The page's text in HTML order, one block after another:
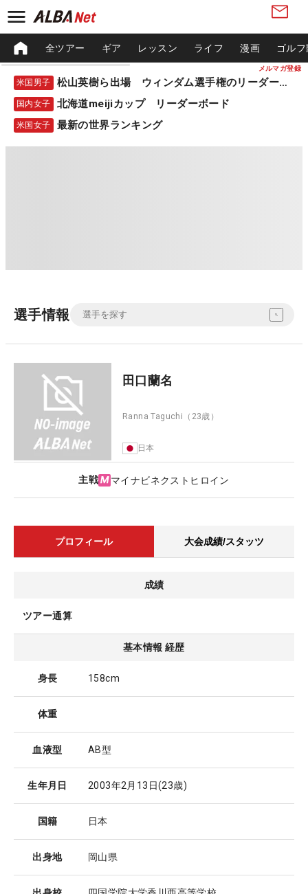
メルマガ登録
全ツアー ギア レッスン ライフ 漫画 ゴル
米国男子 松山英樹ら出場 ウィンダム選手権のリーダーボード
国内女子 北海道meijiカップ リーダーボード
米国女子 最新の世界ランキング
選手情報
田口蘭名
Ranna Taguchi （23歳）
日本
主戦 マイナビネクストヒロイン
プロフィール 大会成績/スタッツ
成績
ツアー通算
基本情報 経歴
身長 158cm
体重
血液型 AB型
生年月日 2003年2月13日(23歳)
国籍 日本
出身地 岡山県